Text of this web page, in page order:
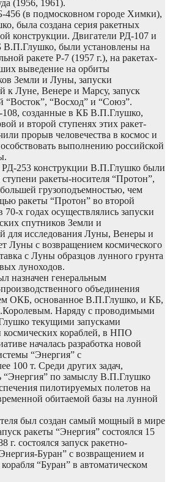
(1956, 1961).
456 (в подмосковном городе Химки),
была создана серия ракетных
конструкции. Двигатели РД-107 и
В.П.Глушко, были установлены на
ракете Р-7 (1957 г.), на ракетах-
выведение на орбиты
Земли и Луны, запуски
к Луне, Венере и Марсу, запуск
“Восток”, “Восход” и “Союз”.
созданные в КБ В.П.Глушко,
и второй ступенях этих ракет-
прорыв человечества в космос и
выполнению российской
РД-253 конструкции В.П.Глушко были
ракеты-носителя “Протон”,
большей грузоподъемностью, чем
ракеты “Протон” во второй
х годах осуществлялись запуски
спутников Земли и
для исследования Луны, Венеры и
Луны с возвращением космического
с Луны образцов лунного грунта
луноходов.
назначен генеральным
объединения
ОКБ, основанное В.П.Глушко, и КБ,
Наряду с проводимыми
текущими запусками
космических кораблей, в НПО
началась разработка новой
“Энергия” с
100 т. Среди других задач,
“Энергия” по замыслу В.П.Глушко
пилотируемых полетов на
обитаемой базы на лунной
был создан самый мощный в мире
ракеты “Энергия” состоялся 15
г. состоялся запуск ракетно-
Буран” с возвращением и
“Буран” в автоматическом